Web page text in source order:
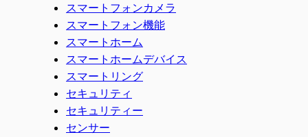
スマートフォンカメラ
スマートフォン機能
スマートホーム
スマートホームデバイス
スマートリング
セキュリティ
セキュリティー
センサー